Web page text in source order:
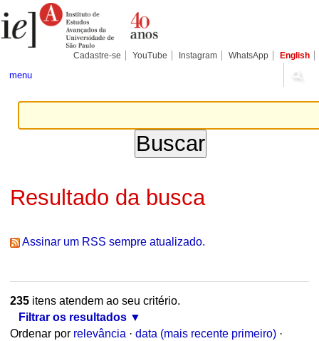
para
conteúdo.
Pessoais
Cadastre-se YouTube Instagram WhatsApp English
menu
Resultado da busca
Assinar um RSS sempre atualizado.
235itens atendem ao seu critério.
Filtrar os resultados
Ordenar por relevância · data (mais recente primeiro) ·